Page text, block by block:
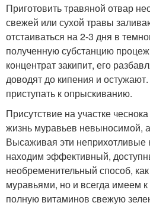
Приготовить травяной отвар
свежей или сухой травы
отстаиваться на 2-3 дня в
полученную субстанцию
концентрат закипит, его
доводят до кипения и
приступать к опрыскиванию.
Присутствие на участке
жизнь муравьев невыносимой,
Высаживая эти неприхотливые
находим эффективный,
необременительный способ,
муравьями, но и всегда имеем
полную витаминов свежую